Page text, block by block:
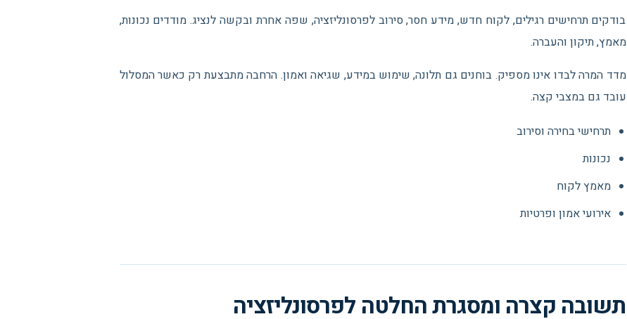
בודקים תרחישים רגילים, לקוח חדש, מידע חסר, סירוב לפרסונליזציה, שפה אחרת ובקשה לנציג. מודדים נכונות,
מאמץ, תיקון והעברה.
מדד המרה לבדו אינו מספיק. בוחנים גם תלונה, שימוש במידע, שגיאה ואמון. הרחבה מתבצעת רק כאשר המסלול
עובד גם במצבי קצה.
תרחישי בחירה וסירוב
נכונות
מאמץ לקוח
אירועי אמון ופרטיות
תשובה קצרה ומסגרת החלטה לפרסונליזציה